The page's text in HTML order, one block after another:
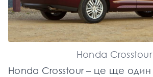
Honda Crosstour
Honda Crosstour – це ще один